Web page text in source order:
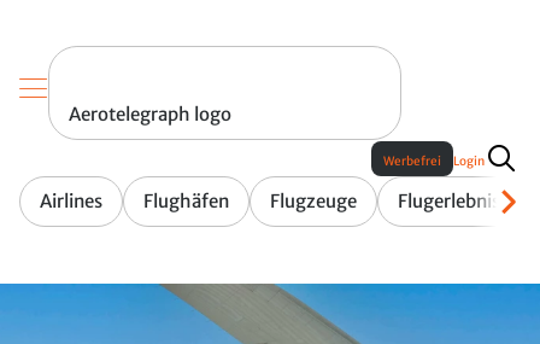
Aerotelegraph logo
Airlines Flughäfen Flugzeuge Flugerlebnis
Werbefrei Login